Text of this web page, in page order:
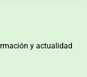
y actualidad